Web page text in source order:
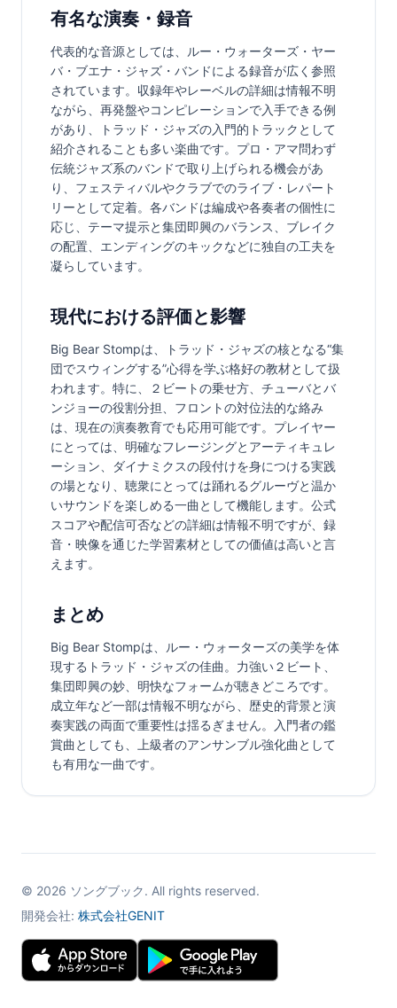
有名な演奏・録音
代表的な音源としては、ルー・ウォーターズ・ヤー
バ・ブエナ・ジャズ・バンドによる録音が広く参照
されています。収録年やレーベルの詳細は情報不明
ながら、再発盤やコンピレーションで入手できる例
があり、トラッド・ジャズの入門的トラックとして
紹介されることも多い楽曲です。プロ・アマ問わず
伝統ジャズ系のバンドで取り上げられる機会があ
り、フェスティバルやクラブでのライブ・レパート
リーとして定着。各バンドは編成や各奏者の個性に
応じ、テーマ提示と集団即興のバランス、ブレイク
の配置、エンディングのキックなどに独自の工夫を
凝らしています。
現代における評価と影響
Big Bear Stompは、トラッド・ジャズの核となる“集
団でスウィングする”心得を学ぶ格好の教材として扱
われます。特に、２ビートの乗せ方、チューバとバ
ンジョーの役割分担、フロントの対位法的な絡み
は、現在の演奏教育でも応用可能です。プレイヤー
にとっては、明確なフレージングとアーティキュレ
ーション、ダイナミクスの段付けを身につける実践
の場となり、聴衆にとっては踊れるグルーヴと温か
いサウンドを楽しめる一曲として機能します。公式
スコアや配信可否などの詳細は情報不明ですが、録
音・映像を通じた学習素材としての価値は高いと言
えます。
まとめ
Big Bear Stompは、ルー・ウォーターズの美学を体
現するトラッド・ジャズの佳曲。力強い２ビート、
集団即興の妙、明快なフォームが聴きどころです。
成立年など一部は情報不明ながら、歴史的背景と演
奏実践の両面で重要性は揺るぎません。入門者の鑑
賞曲としても、上級者のアンサンブル強化曲として
も有用な一曲です。
© 2026 ソングブック. All rights reserved.
開発会社: 株式会社GENIT